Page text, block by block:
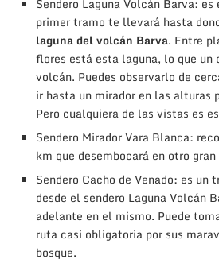
primer tramo te llevará hasta
laguna del volcán Barva. Entre
flores está esta laguna, lo que un
volcán. Puedes observarlo de
ir hasta un mirador en las alturas
Pero cualquiera de las vistas es
Sendero Mirador Vara Blanca:
km que desembocará en otro
Sendero Cacho de Venado: es un
desde el sendero Laguna Volcán
adelante en el mismo. Puede
ruta casi obligatoria por sus
bosque.